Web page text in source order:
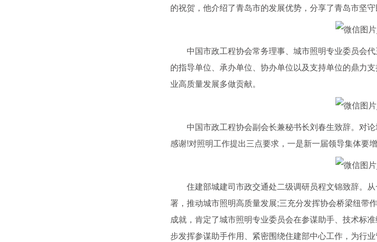
的祝贺，他介绍了青岛市的发展优势，分享了青岛市坚
中国市政工程协会常务理事、城市照明专业委员会代
的指导单位、承办单位、协办单位以及支持单位的鼎力
业高质量发展多做贡献。
中国市政工程协会副会长兼秘书长刘春生致辞。对论
感谢!对照明工作提出三点要求，一是新一届领导集体要
住建部城建司市政交通处二级调研员程文锦致辞。从
署，推动城市照明高质量发展;三充分发挥协会桥梁纽带
成就，肯定了城市照明专业委员会在参谋助手、技术标
步发挥参谋助手作用、紧密围绕住建部中心工作，为行